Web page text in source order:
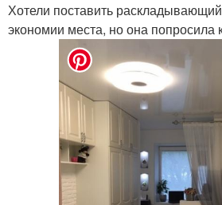
Хотели поставить
экономии места, но она попросила